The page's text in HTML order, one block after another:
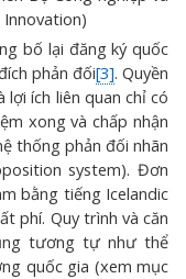
bố lại đăng ký quốc
phản đối[3]. Quyền
ích liên quan chỉ có
xong và chấp nhận
thống phản đối nhãn
system). Đơn
bằng tiếng Icelandic
phí. Quy trình và căn
tương tự như thể
quốc gia (xem mục